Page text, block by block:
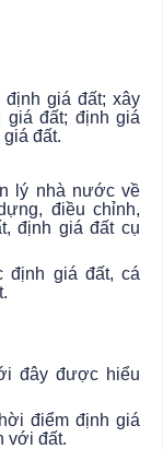
giá đất; xây
giá đất; định giá
đất.
lý nhà nước về
điều chỉnh,
định giá đất cụ
định giá đất, cá
đây được hiểu
điểm định giá
với đất.